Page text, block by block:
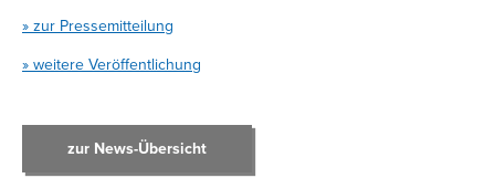
» zur Pressemitteilung
» weitere Veröffentlichung
zur News-Übersicht